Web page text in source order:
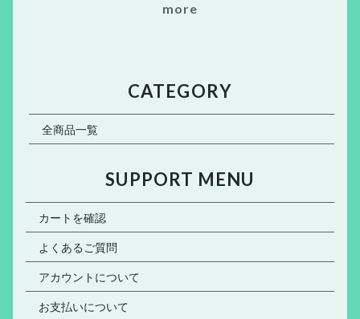
more
CATEGORY
全商品一覧
SUPPORT MENU
カートを確認
よくあるご質問
アカウントについて
お支払いについて